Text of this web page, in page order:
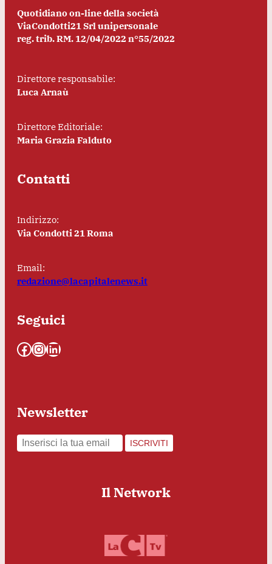
Quotidiano on-line della società
ViaCondotti21 Srl unipersonale
reg. trib. RM. 12/04/2022 n°55/2022
Direttore responsabile:
Luca Arnaù
Direttore Editoriale:
Maria Grazia Falduto
Contatti
Indirizzo:
Via Condotti 21 Roma
Email:
redazione@lacapitalenews.it
Seguici
Facebook InstagramLinkedIn
Newsletter
ISCRIVITI
Il Network